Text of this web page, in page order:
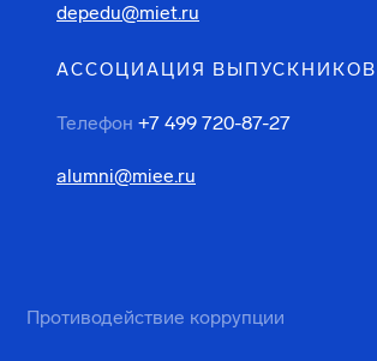
depedu@miet.ru
АССОЦИАЦИЯ ВЫПУСКНИКОВ
Телефон +7 499 720-87-27
alumni@miee.ru
Противодействие коррупции